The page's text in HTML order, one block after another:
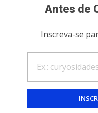
Antes de
Inscreva-se